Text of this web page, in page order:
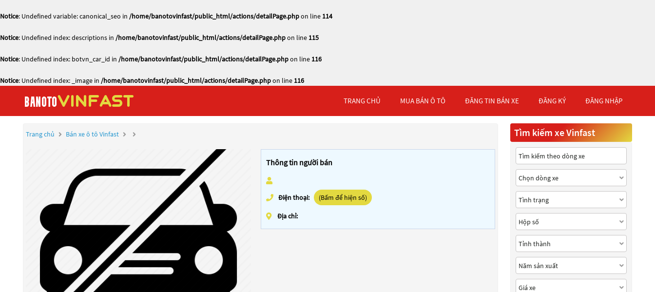
Notice: Undefined variable: canonical_seo in /home/banotovinfast/public_html/actions/detailPage.phpon line 114
Notice: Undefined index: descriptions in /home/banotovinfast/public_html/actions/detailPage.phpon line 115
Notice: Undefined index: botvn_car_id in /home/banotovinfast/public_html/actions/detailPage.phpon line 116
Notice: Undefined index: _image in /home/banotovinfast/public_html/actions/detailPage.phpon line 116
TRANG CHỦ MUA BÁN Ô TÔ ĐĂNG TIN BÁN XE ĐĂNG KÝ ĐĂNG NHẬP
Trang chủ Bán xe ô tô Vinfast
Thông tin người bán
Điện thoại: (Bấm để hiện số)
Địa chỉ:
Tìm kiếm xe Vinfast